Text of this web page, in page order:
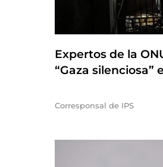
Expertos de la
“Gaza silenciosa”
Corresponsal de IPS